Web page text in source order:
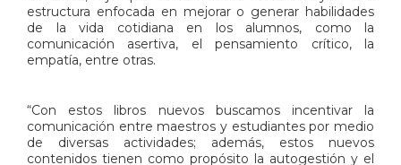
estructura enfocada en mejorar o generar habilidades
de la vida cotidiana en los alumnos, como la
comunicación asertiva, el pensamiento crítico, la
empatía, entre otras.
“Con estos libros nuevos buscamos incentivar la
comunicación entre maestros y estudiantes por medio
de diversas actividades; además, estos nuevos
contenidos tienen como propósito la autogestión y el